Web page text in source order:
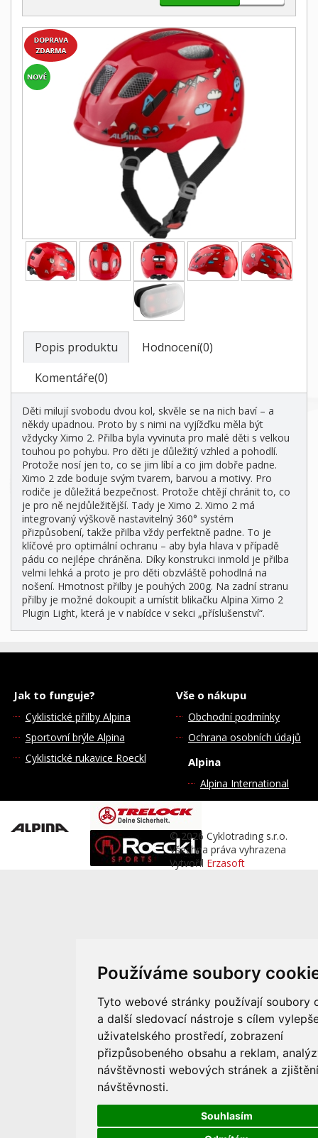
Používáme soubory
Tyto webové stránky používají soubory
a další sledovací nástroje s cílem
uživatelského prostředí, zobrazení
přizpůsobeného obsahu a reklam,
návštěvnosti webových stránek a
návštěvnosti.
Souhlasím
Popis produktu
Hodnocení(0)
Komentáře(0)
Děti milují svobodu dvou kol, skvěle se na nich baví – a
někdy upadnou. Proto by s nimi na vyjížďku měla být
vždycky Ximo 2. Přilba byla vyvinuta pro malé děti s velkou
touhou po pohybu. Pro děti je důležitý vzhled a pohodlí.
Protože nosí jen to, co se jim líbí a co jim dobře padne.
Ximo 2 zde boduje svým tvarem, barvou a motivy. Pro
rodiče je důležitá bezpečnost. Protože chtějí chránit to, co
je pro ně nejdůležitější. Tady je Ximo 2. Ximo 2 má
integrovaný výškově nastavitelný 360° systém
přizpůsobení, takže přilba vždy perfektně padne. To je
klíčové pro optimální ochranu – aby byla hlava v případě
pádu co nejlépe chráněna. Díky konstrukci inmold je přilba
velmi lehká a proto je pro děti obzvláště pohodlná na
nošení. Hmotnost přilby je pouhých 200g. Na zadní stranu
přilby je možné dokoupit a umístit blikačku Alpina Ximo 2
Plugin Light, která je v nabídce v sekci „příslušenství“.
Jak to funguje?
Cyklistické přilby Alpina
Sportovní brýle Alpina
Cyklistické rukavice Roeckl
Vše o nákupu
Obchodní podmínky
Ochrana osobních údajů
Alpina
Alpina International
© 2026 Cyklotrading s.r.o.
Všechna práva vyhrazena
Vytvořil Erzasoft